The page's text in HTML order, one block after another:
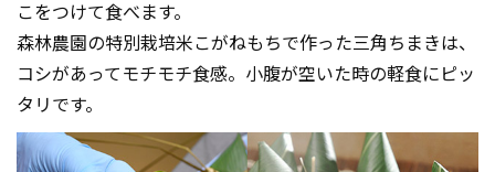
こをつけて食べます。
森林農園の特別栽培米こがねもちで作った三角ちまきは、
コシがあってモチモチ食感。小腹が空いた時の軽食にピッ
タリです。